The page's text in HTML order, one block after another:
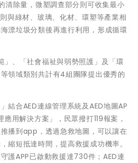
清除量，微塑調查部分則可收集最小
與綠材、玻璃、化材、環塑等產業相
漂垃圾分類後再進行利用，形成循環
、「社會福祉與弱勢照護」及「環
領域類別共計有4組團隊提出優秀的
結合AED連線管理系統及AED地圖AP
用解決方案」，民眾撥打119報案，
播到app，透過急救地圖，可以讓在
縮短抵達時間，提高救援成功機率。
護APP已啟動救援達730件；AED連